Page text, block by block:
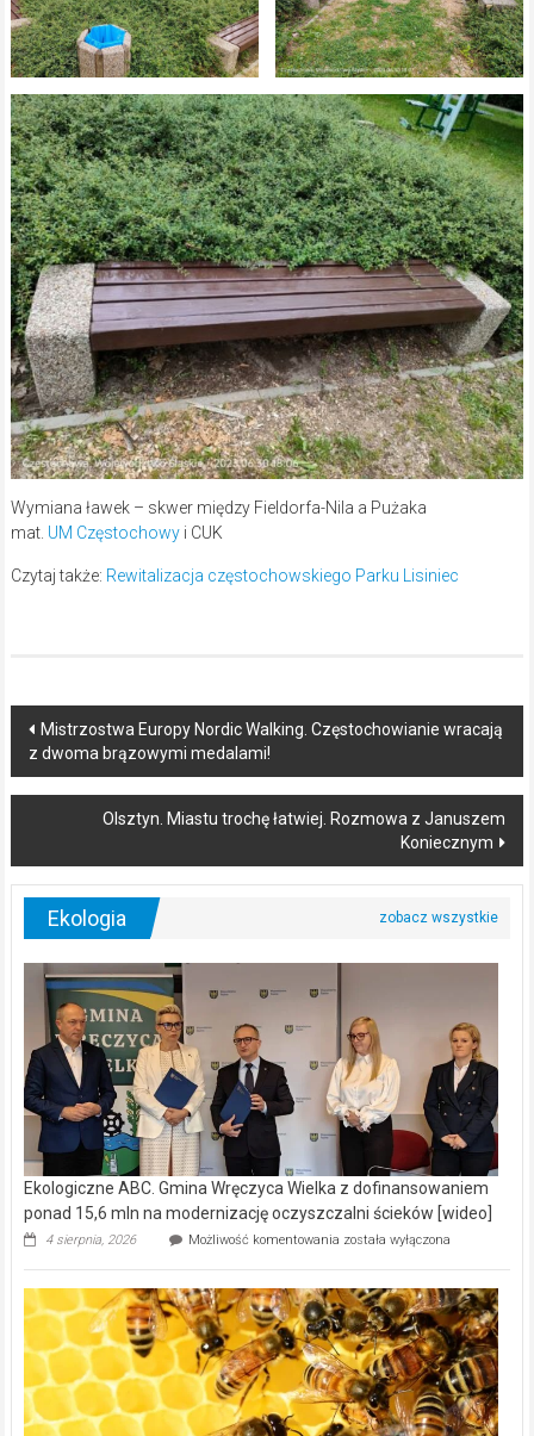
Wymiana ławek – skwer między Fieldorfa-Nila a Pużaka
mat. UM Częstochowyi CUK
Czytaj także: Rewitalizacja częstochowskiego Parku Lisiniec
Post
navigation
Mistrzostwa Europy Nordic Walking. Częstochowianie wracają
z dwoma brązowymi medalami!
Olsztyn. Miastu trochę łatwiej. Rozmowa z Januszem
Koniecznym
Ekologia
Ekologiczne ABC. Gmina Wręczyca Wielka z dofinansowaniem
ponad 15,6 mln na modernizację oczyszczalni ścieków [wideo]
4 sierpnia, 2026 Możliwość komentowania Ekologiczne
Wręczyca
Wielka
z
dofinansowaniem
ponad
15,6
mln
na
została wyłączona